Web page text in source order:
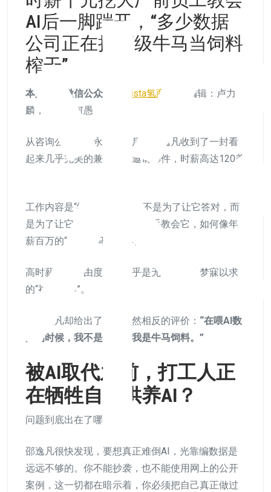
AI后一脚踹开，“多少数据
公司正在把高级牛马当饲料
榨干”
本文来自微信公众号 Vista氢商业
，编辑：卢力
麟，作者：何愚
从咨询公司普华永道离职后，邵逸凡收到了一封看
起来几乎完美的兼职工作邀请邮件，时薪高达120美
工作内容是“给AI出题”——但不是为了让它答对，而
是为了让它答错，然后再手把手教会它，如何像年
薪百万的“高级牛马”们一样做咨询。
高时薪、高自由度，这几乎是无数打工人梦寐以求
的“神仙工作”。
可邵逸凡却给出了一个截然相反的评价： “在喂AI数
据的时候，我不是牛马，我是牛马饲料。”
被AI取代之前，打工人正
在牺牲自己供养AI？
问题到底出在了哪里？
邵逸凡很快发现，要想真正难倒AI，光靠编数据是
远远不够的。你不能抄袭，也不能使用网上的公开
案例，这一切都在暗示着，你必须把自己真正做过